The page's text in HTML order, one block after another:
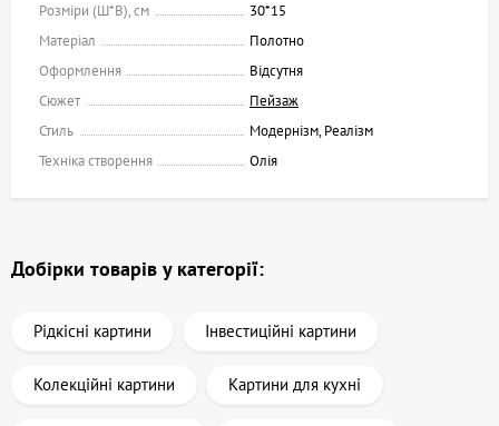
Розміри (Ш*В), см
30*15
Матеріал
Полотно
Оформлення
Відсутня
Сюжет
Пейзаж
Стиль
Модернізм, Реалізм
Техніка створення
Олія
Добірки товарів у категорії:
Рідкісні картини Інвестиційні картини
Колекційні картини Картини для кухні